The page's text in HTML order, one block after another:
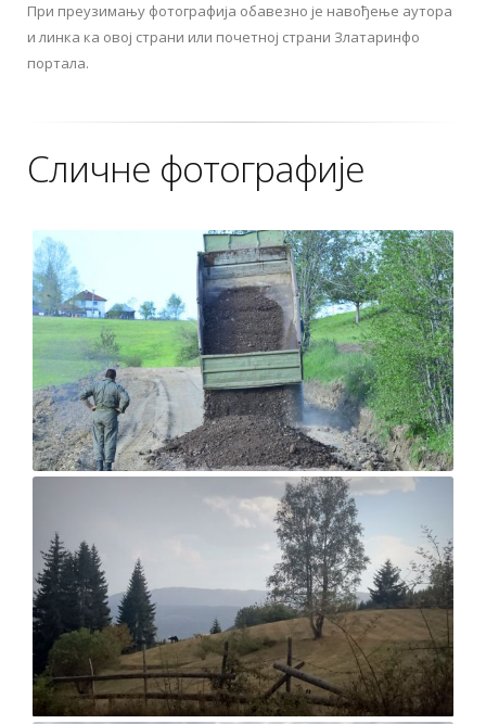
При преузимању фотографија обавезно је навођење аутора
и линка ка овој страни или почетној страни Златаринфо
портала.
Сличне фотографије